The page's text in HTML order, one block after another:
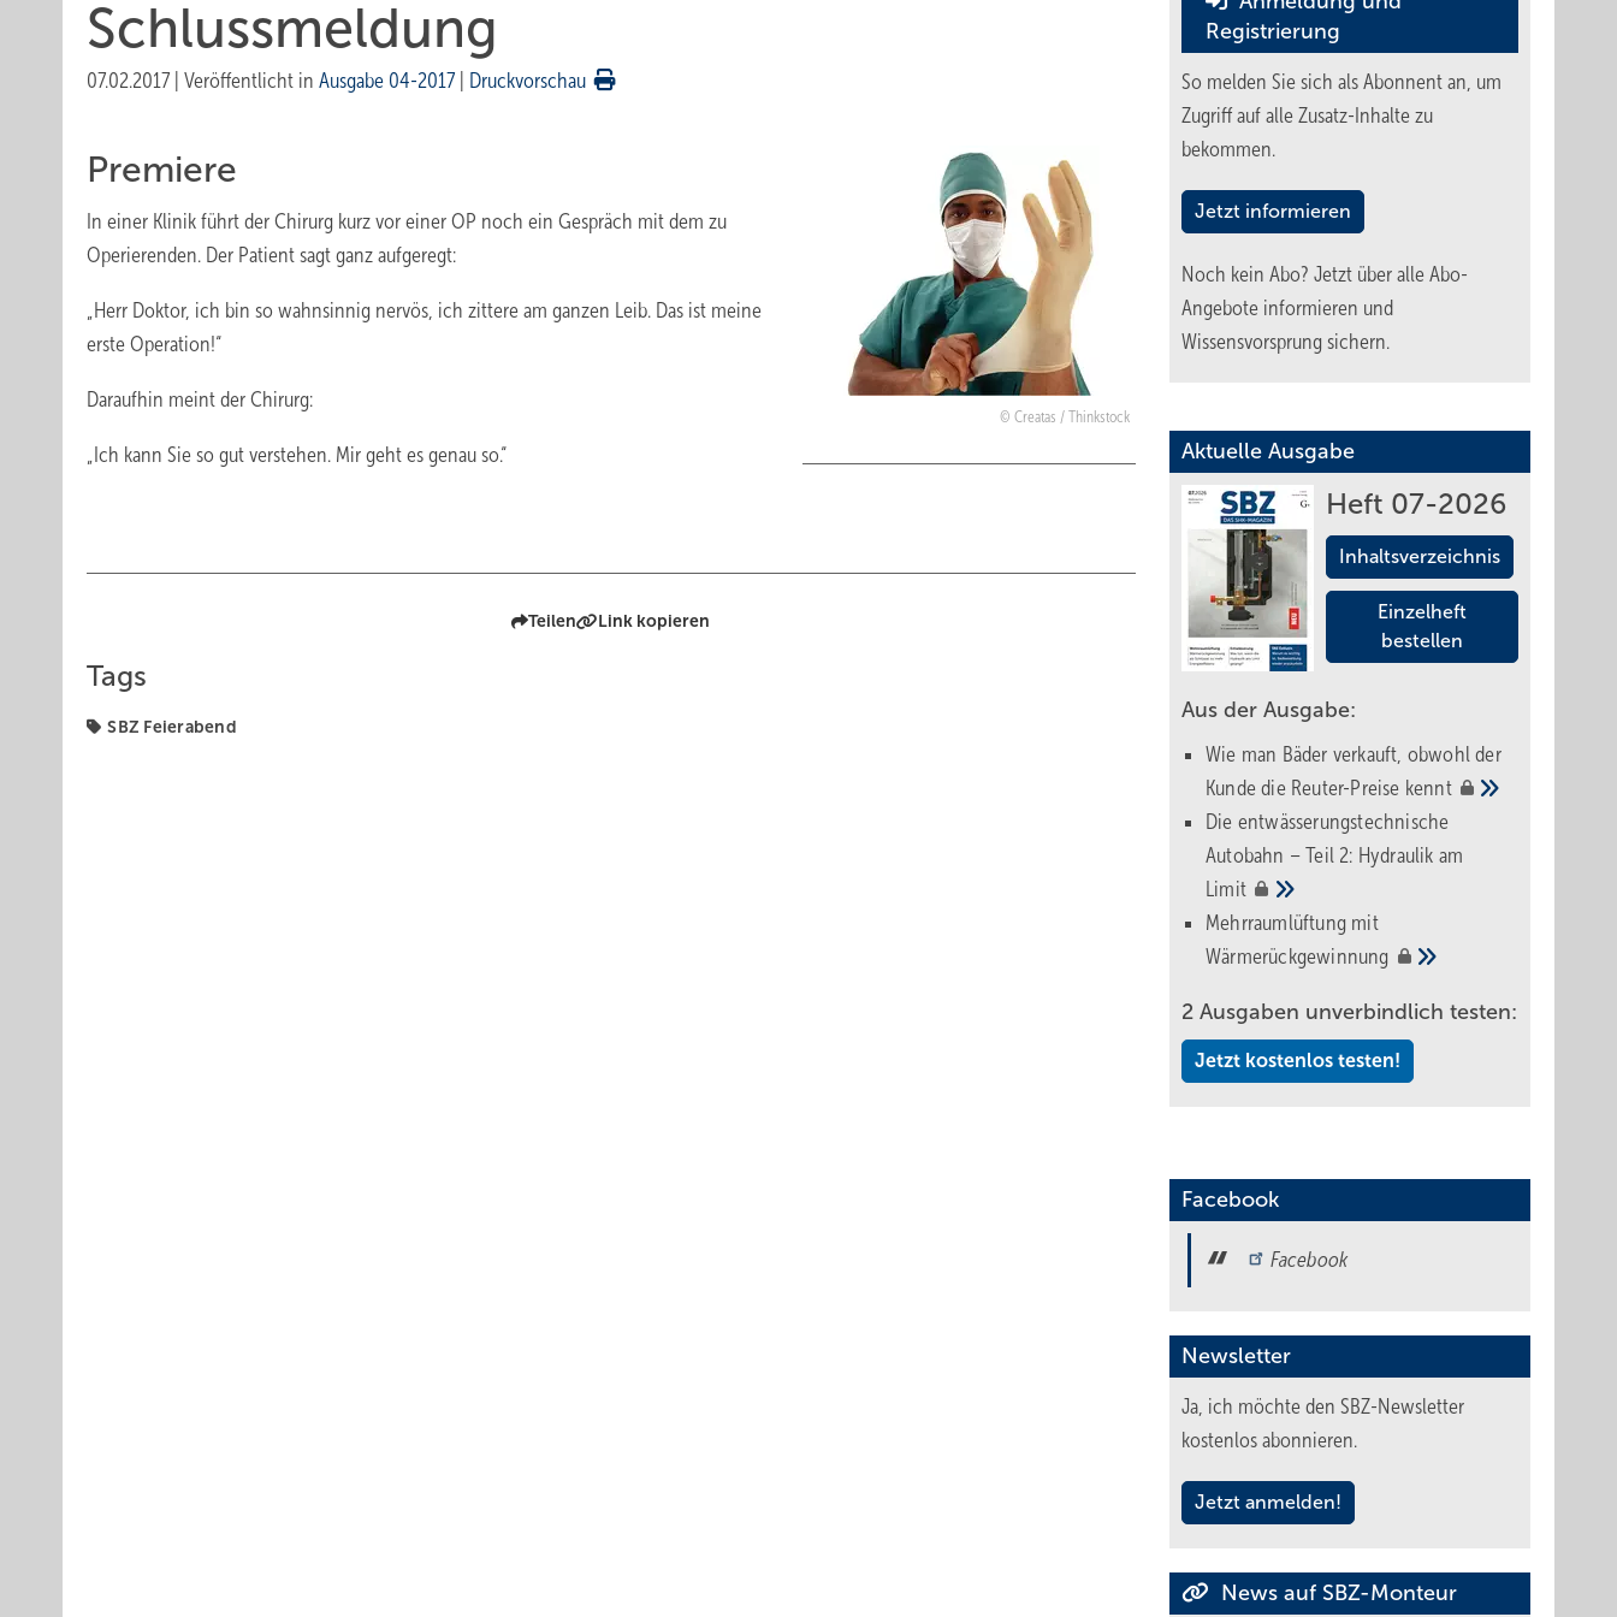
Schlussmeldung
07.02.2017 Veröffentlicht in Ausgabe 04-2017 Druckvorschau
Creatas / Thinkstock
Premiere
In einer Klinik führt der Chirurg kurz vor einer OP noch ein Gespräch mit dem zu
Operierenden. Der Patient sagt ganz aufgeregt:
„Herr Doktor, ich bin so wahnsinnig nervös, ich zittere am ganzen Leib. Das ist meine
erste Operation!“
Daraufhin meint der Chirurg:
„Ich kann Sie so gut verstehen. Mir geht es genau so.“
Teilen Link kopieren
Tags
SBZ Feierabend
Registrierung
So melden Sie sich als Abonnent an, um
Zugriff auf alle Zusatz-Inhalte zu
bekommen.
Jetzt informieren
Noch kein Abo? Jetzt über alle Abo-
Angebote informieren und
Wissensvorsprung sichern.
Aktuelle Ausgabe
Heft 07-2026
Inhaltsverzeichnis
Einzelheft
bestellen
Aus der Ausgabe:
Wie man Bäder verkauft, obwohl der
Kunde die Reuter-Preise kennt
Die entwässerungstechnische
Autobahn – Teil 2: Hydraulik am
Limit
Mehrraumlüftung mit
Wärmerückgewinnung
2 Ausgaben unverbindlich testen:
Jetzt kostenlos testen!
Facebook
Facebook
Newsletter
Ja, ich möchte den SBZ-Newsletter
kostenlos abonnieren.
Jetzt anmelden!
News auf SBZ-Monteur